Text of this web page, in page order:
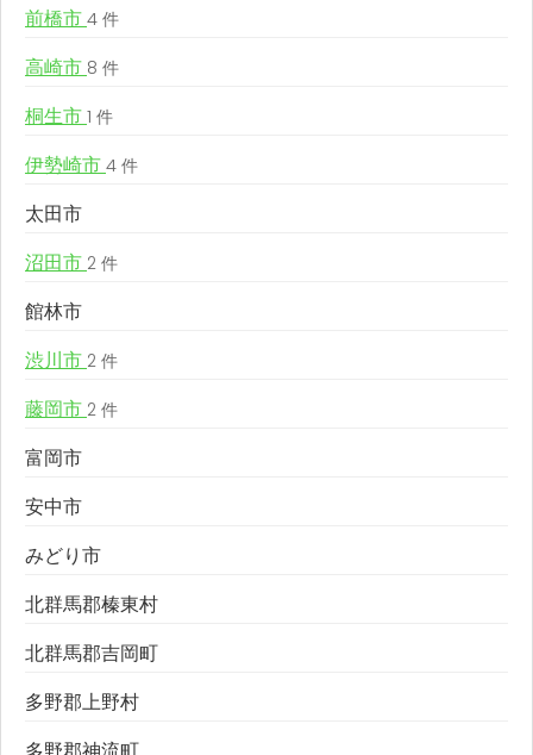
前橋市 4 件
高崎市 8 件
桐生市 1 件
伊勢崎市 4 件
太田市
沼田市 2 件
館林市
渋川市 2 件
藤岡市 2 件
富岡市
安中市
みどり市
北群馬郡榛東村
北群馬郡吉岡町
多野郡上野村